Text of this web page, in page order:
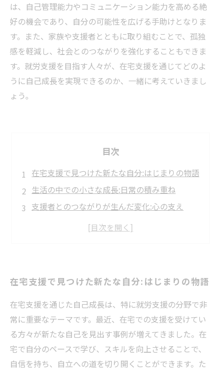
は、自己管理能力やコミュニケーション能力を高める絶
好の機会であり、自分の可能性を広げる手助けとなりま
す。また、家族や支援者とともに取り組むことで、孤独
感を軽減し、社会とのつながりを強化することもできま
す。就労支援を目指す人々が、在宅支援を通じてどのよ
うに自己成長を実現できるのか、一緒に考えていきまし
ょう。
目次
在宅支援で見つけた新たな自分:はじまりの物語
生活の中での小さな成長:日常の積み重ね
支援者とのつながりが生んだ変化:心の支え
自分の可能性を信じて:挑戦の時間
在宅支援で見つけた新たな自分:はじまりの物語
在宅支援を通じた自己成長は、特に就労支援の分野で非
常に重要なテーマです。最近、在宅での支援を受けてい
る方々が新たな自己を見出す事例が増えてきました。在
宅で自分のペースで学び、スキルを向上させることで、
自信を持ち、自立への道を切り開くことができます。た